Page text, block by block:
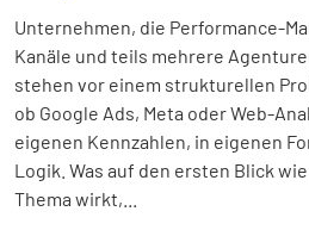
Unternehmen, die Performance-
Kanäle und teils mehrere
stehen vor einem strukturellen
ob Google Ads, Meta oder Web-
eigenen Kennzahlen, in eigenen
Logik. Was auf den ersten Blick
Thema wirkt,...